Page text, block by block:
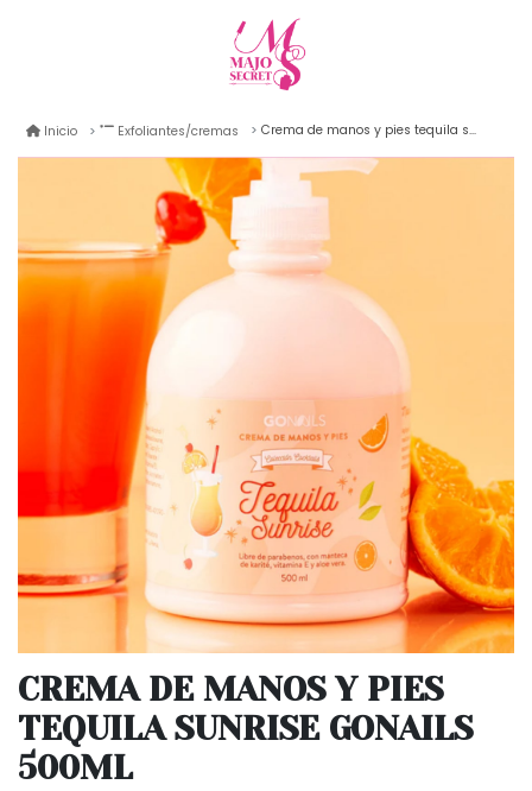
Inicio Exfoliantes/cremas Crema de manos y pies tequila sunrise gonails 500ml
CREMA DE MANOS Y PIES
TEQUILA SUNRISE GONAILS
500ML